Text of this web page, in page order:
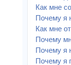
Как мне
Почему я
Как мне
Почему
Почему я
Почему я